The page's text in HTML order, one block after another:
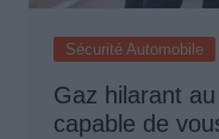
Sécurité Automobile
Gaz hilarant
capable de